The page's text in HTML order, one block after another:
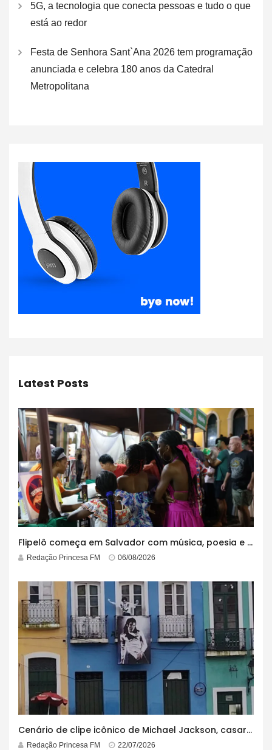
5G, a tecnologia que conecta pessoas e tudo o que
está ao redor
Festa de Senhora Sant`Ana 2026 tem programação
anunciada e celebra 180 anos da Catedral
Metropolitana
Latest Posts
Flipelô começa em Salvador com música, poesia e grande participação
Redação Princesa FM 06/08/2026
Cenário de clipe icônico de Michael Jackson, casarão azul no centro do Pelourinho enfrenta ordem de desocupação
Redação Princesa FM 22/07/2026